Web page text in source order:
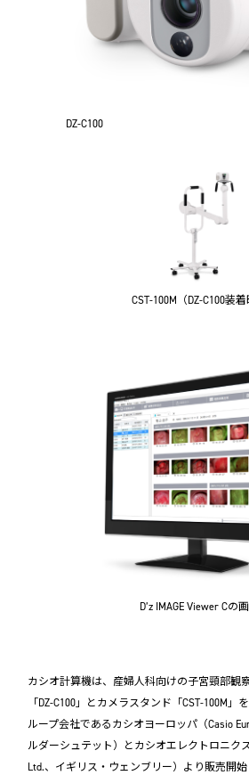
DZ-C100
CST-100M（DZ-C100装着
D’z IMAGE Viewer Cの
カシオ計算機は、産婦人科向けの子宮頸部観
「DZ-C100」とカメラスタンド「CST-100M
ループ会社であるカシオヨーロッパ（Casio
ルダーシュテット）とカシオエレクトロニク
Ltd.、イギリス・ウェンブリー）より販売開